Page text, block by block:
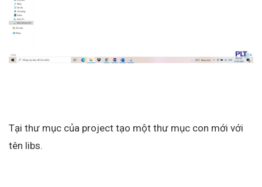
Tại thư mục của project tạo một thư mục con mới với
tên libs.